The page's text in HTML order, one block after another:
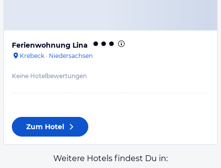
Ferienwohnung Lina
Krebeck · Niedersachsen
Keine Hotelbewertungen
Zum Hotel
Weitere Hotels findest Du in: